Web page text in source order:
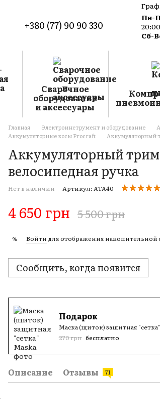
+380 (77) 90 90 330
Пн-
20:00
Сб-
Сварочное
оборудование
и аксессуары
Главная Электроинструмент и оборудование
Аккумуляторные косы Procraft
Аккумуляторный
Аккумуляторный
велосипедная ручка
Нет в наличии Артикул: ATA40
4 650 грн 5 500 грн
% Войти для отображения накопительной
Сообщить, когда появится
Подарок
Маска (щиток) защитная "сетка"
270 грн бесплатно
Описание Отзывы 71